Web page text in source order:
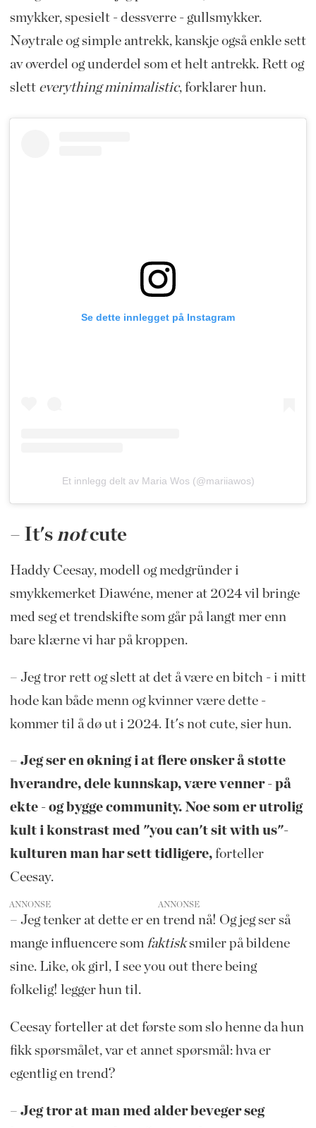
smykker, spesielt - dessverre - gullsmykker.
Nøytrale og simple antrekk, kanskje også enkle sett
av overdel og underdel som et helt antrekk. Rett og
slett everything minimalistic, forklarer hun.
Se dette innlegget på Instagram
Et innlegg delt av Maria Wos (@mariiawos)
– It's notcute
Haddy Ceesay, modell og medgründer i
smykkemerket Diawéne, mener at 2024 vil bringe
med seg et trendskifte som går på langt mer enn
bare klærne vi har på kroppen.
– Jeg tror rett og slett at det å være en bitch - i mitt
hode kan både menn og kvinner være dette -
kommer til å dø ut i 2024. It's not cute, sier hun.
– Jeg ser en økning i at flere ønsker å støtte
hverandre, dele kunnskap, være venner - på
ekte - og bygge community. Noe som er utrolig
kult i konstrast med "you can't sit with us"-
kulturen man har sett tidligere,forteller
Ceesay.
ANNONSE
– Jeg tenker at dette er en trend nå! Og jeg ser så
mange influencere som faktisksmiler på bildene
sine. Like, ok girl, I see you out there being
folkelig! legger hun til.
Ceesay forteller at det første som slo henne da hun
fikk spørsmålet, var et annet spørsmål: hva er
egentlig en trend?
– Jeg tror at man med alder beveger seg